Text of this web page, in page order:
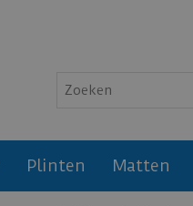
Plinten Matten